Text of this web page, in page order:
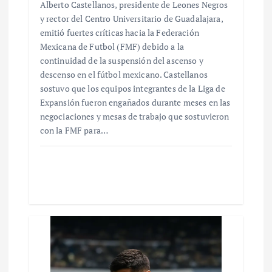
Alberto Castellanos, presidente de Leones Negros
y rector del Centro Universitario de Guadalajara,
emitió fuertes críticas hacia la Federación
Mexicana de Futbol (FMF) debido a la
continuidad de la suspensión del ascenso y
descenso en el fútbol mexicano. Castellanos
sostuvo que los equipos integrantes de la Liga de
Expansión fueron engañados durante meses en las
negociaciones y mesas de trabajo que sostuvieron
con la FMF para…